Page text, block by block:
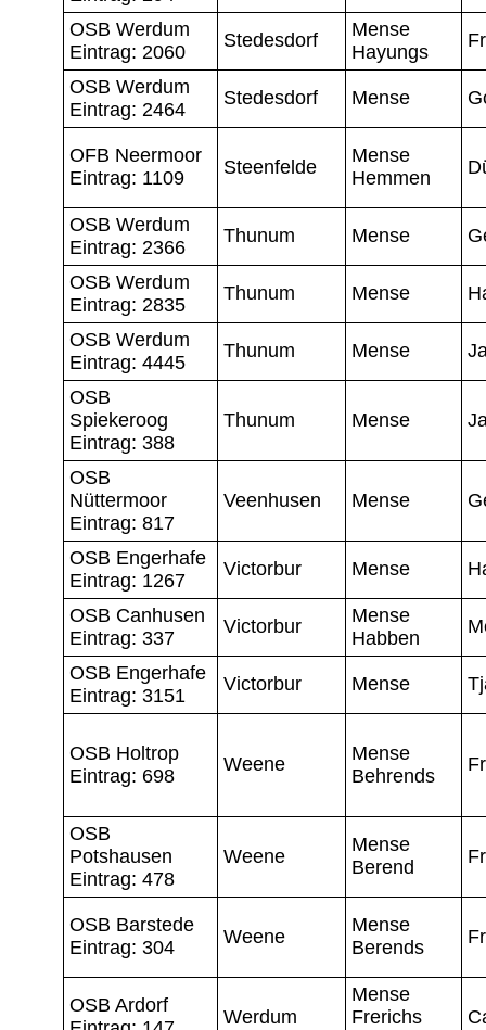
OSB Werdum
Eintrag: 2060
Stedesdorf
Mense
Hayungs
OSB Werdum
Eintrag: 2464
Stedesdorf Mense
OFB Neermoor
Eintrag: 1109
Steenfelde
Mense
Hemmen
OSB Werdum
Eintrag: 2366
Thunum Mense
OSB Werdum
Eintrag: 2835
Thunum Mense
OSB Werdum
Eintrag: 4445
Thunum Mense
OSB
Spiekeroog
Eintrag: 388
Thunum Mense
OSB
Nüttermoor
Eintrag: 817
Veenhusen Mense
OSB Engerhafe
Eintrag: 1267
Victorbur Mense
OSB Canhusen
Eintrag: 337
Victorbur
Mense
Habben
OSB Engerhafe
Eintrag: 3151
Victorbur Mense
OSB Holtrop
Eintrag: 698
Weene
Mense
Behrends
OSB
Potshausen
Eintrag: 478
Weene
Mense
Berend
OSB Barstede
Eintrag: 304
Weene
Mense
Berends
OSB Ardorf
Werdum
Mense
Frerichs